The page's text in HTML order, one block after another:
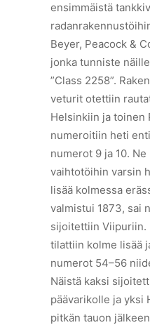
ensimmäistä
Beyer, Peacock &
jonka tunniste
”Class 2258”.
veturit otettiin
Helsinkiin ja toinen
numeroitiin heti
numerot 9 ja 10.
vaihtotöihin varsin
lisää kolmessa
valmistui 1873, sai
sijoitettiin Viipuriin.
tilattiin kolme lisää
numerot 54–56
Näistä kaksi
päävarikolle ja yksi
pitkän tauon